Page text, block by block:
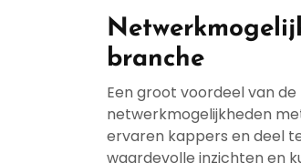
branche
Een groot voordeel van
netwerkmogelijkheden
ervaren kappers en deel
waardevolle inzichten en